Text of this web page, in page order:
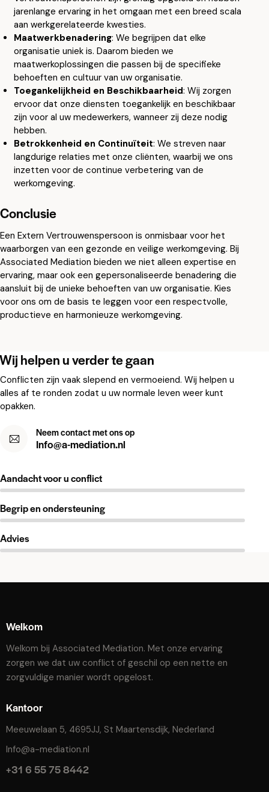
jarenlange ervaring in het omgaan met een breed scala
aan werkgerelateerde kwesties.
Maatwerkbenadering: We begrijpen dat elke
organisatie uniek is. Daarom bieden we
maatwerkoplossingen die passen bij de specifieke
behoeften en cultuur van uw organisatie.
Toegankelijkheid en Beschikbaarheid: Wij zorgen
ervoor dat onze diensten toegankelijk en beschikbaar
zijn voor al uw medewerkers, wanneer zij deze nodig
hebben.
Betrokkenheid en Continuïteit: We streven naar
langdurige relaties met onze cliënten, waarbij we ons
inzetten voor de continue verbetering van de
werkomgeving.
Conclusie
Een Extern Vertrouwenspersoon is onmisbaar voor het
waarborgen van een gezonde en veilige werkomgeving. Bij
Associated Mediation bieden we niet alleen expertise en
ervaring, maar ook een gepersonaliseerde benadering die
aansluit bij de unieke behoeften van uw organisatie. Kies
voor ons om de basis te leggen voor een respectvolle,
productieve en harmonieuze werkomgeving.
Wij helpen u verder te gaan
Conflicten zijn vaak slepend en vermoeiend. Wij helpen u
alles af te ronden zodat u uw normale leven weer kunt
opakken.
Neem contact met ons op
Info@a-mediation.nl
Aandacht voor u conflict
Begrip en ondersteuning
Advies
Welkom
Welkom bij Associated Mediation. Met onze ervaring
zorgen we dat uw conflict of geschil op een nette en
zorgvuldige manier wordt opgelost.
Kantoor
Meeuwelaan 5, 4695JJ, St Maartensdijk, Nederland
Info@a-mediation.nl
+31 6 55 75 8442